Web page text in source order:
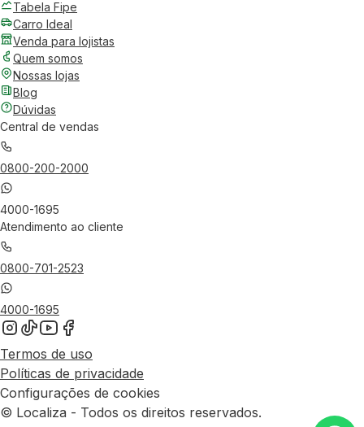
Tabela Fipe
Carro Ideal
Venda para lojistas
Quem somos
Nossas lojas
Blog
Dúvidas
Central de vendas
0800-200-2000
4000-1695
Atendimento ao cliente
0800-701-2523
4000-1695
Termos de uso
Políticas de privacidade
Configurações de cookies
© Localiza - Todos os direitos reservados.